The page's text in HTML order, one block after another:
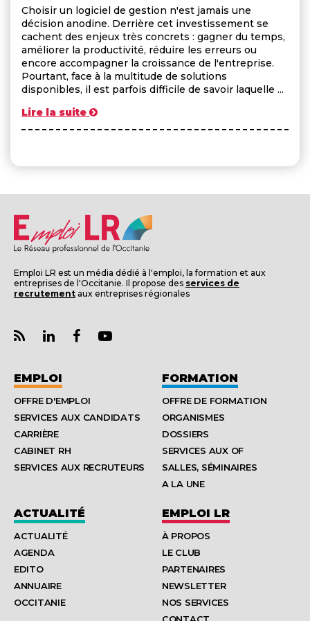
Choisir un logiciel de gestion n'est jamais une
décision anodine. Derrière cet investissement se
cachent des enjeux très concrets : gagner du temps,
améliorer la productivité, réduire les erreurs ou
encore accompagner la croissance de l'entreprise.
Pourtant, face à la multitude de solutions
disponibles, il est parfois difficile de savoir laquelle ...
Lire la suite
Emploi LR est un média dédié à l'emploi, la formation et aux
entreprises de l'Occitanie. Il propose des services de
recrutement aux entreprises régionales
EMPLOI
OFFRE D'EMPLOI
SERVICES AUX CANDIDATS
CARRIÈRE
CABINET RH
SERVICES AUX RECRUTEURS
FORMATION
OFFRE DE FORMATION
ORGANISMES
DOSSIERS
SERVICES AUX OF
SALLES, SÉMINAIRES
A LA UNE
ACTUALITÉ
ACTUALITÉ
AGENDA
EDITO
ANNUAIRE
OCCITANIE
EMPLOI LR
À PROPOS
LE CLUB
PARTENAIRES
NEWSLETTER
NOS SERVICES